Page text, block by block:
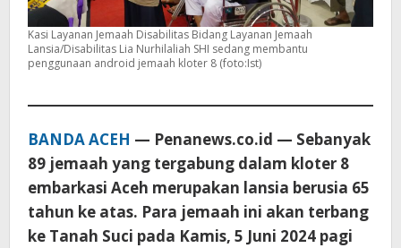
Kasi Layanan Jemaah Disabilitas Bidang Layanan Jemaah
Lansia/Disabilitas Lia Nurhilaliah SHI sedang membantu
penggunaan android jemaah kloter 8 (foto:Ist)
BANDA ACEH — Penanews.co.id — Sebanyak
89 jemaah yang tergabung dalam kloter 8
embarkasi Aceh merupakan lansia berusia 65
tahun ke atas. Para jemaah ini akan terbang
ke Tanah Suci pada Kamis, 5 Juni 2024 pagi